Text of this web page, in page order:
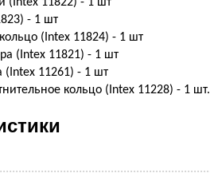
- 1 шт
(Intex 11824) - 1 шт
(Intex 11821) - 1 шт
(Intex 11261) - 1 шт
кольцо (Intex 11228) - 1 шт.